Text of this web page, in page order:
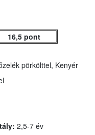
16,5 pont
pörkölttel, Kenyér
2,5-7 év